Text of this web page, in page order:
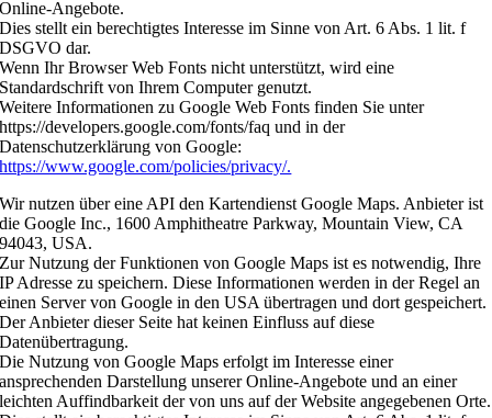
Online-Angebote.
Dies stellt ein berechtigtes Interesse im Sinne von Art. 6 Abs. 1 lit. f
DSGVO dar.
Wenn Ihr Browser Web Fonts nicht unterstützt, wird eine
Standardschrift von Ihrem Computer genutzt.
Weitere Informationen zu Google Web Fonts finden Sie unter
https://developers.google.com/fonts/faq und in der
Datenschutzerklärung von Google:
https://www.google.com/policies/privacy/.
Wir nutzen über eine API den Kartendienst Google Maps. Anbieter ist
die Google Inc., 1600 Amphitheatre Parkway, Mountain View, CA
94043, USA.
Zur Nutzung der Funktionen von Google Maps ist es notwendig, Ihre
IP Adresse zu speichern. Diese Informationen werden in der Regel an
einen Server von Google in den USA übertragen und dort gespeichert.
Der Anbieter dieser Seite hat keinen Einfluss auf diese
Datenübertragung.
Die Nutzung von Google Maps erfolgt im Interesse einer
ansprechenden Darstellung unserer Online-Angebote und an einer
leichten Auffindbarkeit der von uns auf der Website angegebenen Orte.